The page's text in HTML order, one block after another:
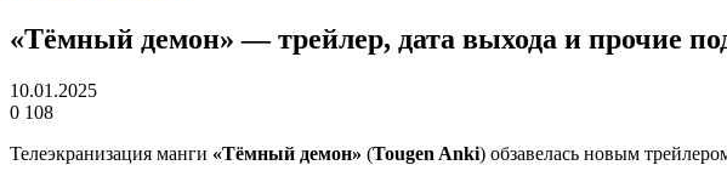
«Тёмный демон» — трейлер, дата выхода и прочие
10.01.2025
0 108
Телеэкранизация манги «Тёмный демон» (Tougen Anki) обзавелась новым